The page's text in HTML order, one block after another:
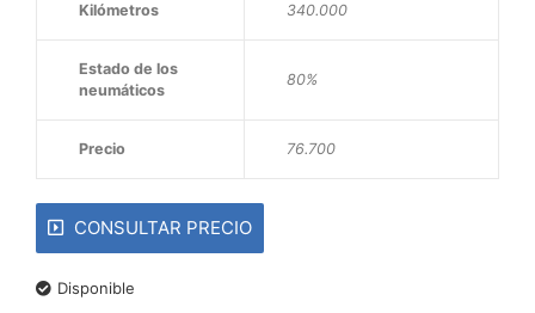
Kilómetros 340.000
Estado de los
neumáticos
80%
Precio 76.700
CONSULTAR PRECIO
Disponible